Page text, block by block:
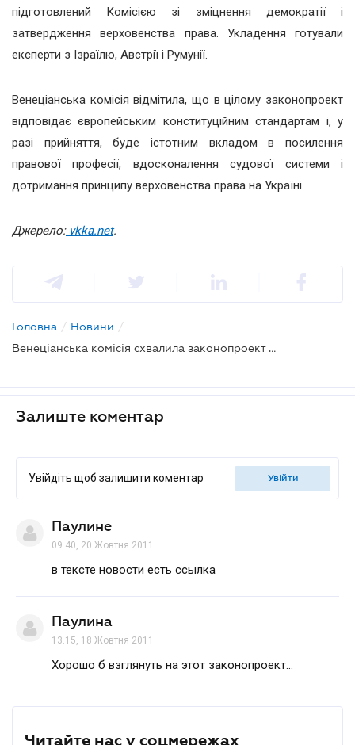
підготовлений Комісією зі зміцнення демократії і
затвердження верховенства права. Укладення готували
експерти з Ізраїлю, Австрії і Румунії.
Венеціанська комісія відмітила, що в цілому законопроект
відповідає європейським конституційним стандартам і, у
разі прийняття, буде істотним вкладом в посилення
правової професії, вдосконалення судової системи і
дотримання принципу верховенства права на Україні.
Джерело:vkka.net.
Головна / Новини /
Венеціанська комісія схвалила законопроект про адвокатуру
Залиште коментар
Увійдіть щоб залишити коментар увійти
Паулине
09.40, 20 Жовтня 2011
в тексте новости есть ссылка
Паулина
13.15, 18 Жовтня 2011
Хорошо б взглянуть на этот законопроект...
Читайте нас у соцмережах